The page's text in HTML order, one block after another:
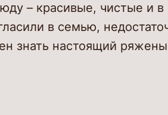
– красивые, чистые и
в семью,
знать настоящий